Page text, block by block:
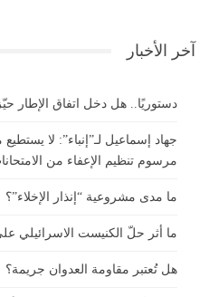
آخر الأخبار
دستوريًا.. هل دخل اتفاق الإطار حيّز
جهاد إسماعيل لـ”إنباء”: لا
مرسوم تنظيم الإعفاء من
ما مدى مشروعية “إنذار الإخلاء”؟
ما أثر حلّ الكنيست الاسرائيلي
هل تُعتبر مقاومة العدوان جريمة؟